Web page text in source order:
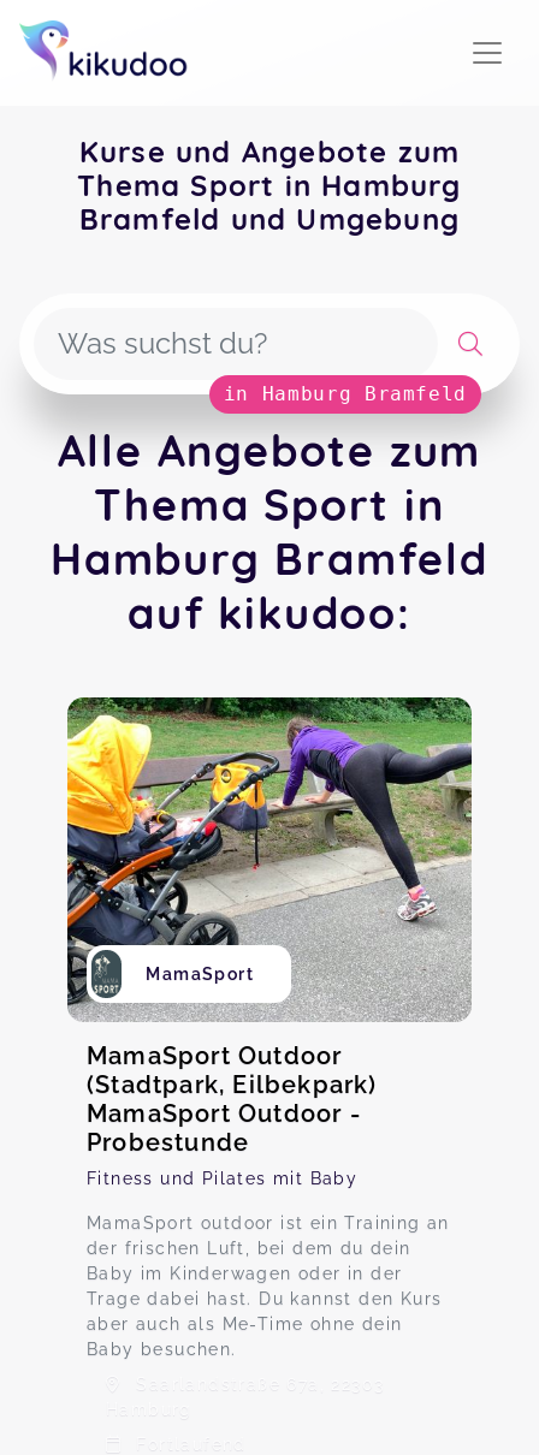
Kurse und Angebote zum
Thema Sport in Hamburg
Bramfeld und Umgebung
in Hamburg Bramfeld
Alle Angebote zum
Thema Sport in
Hamburg Bramfeld
auf kikudoo:
MamaSport
MamaSport Outdoor
(Stadtpark, Eilbekpark)
MamaSport Outdoor -
Probestunde
Fitness und Pilates mit Baby
MamaSport outdoor ist ein Training an
der frischen Luft, bei dem du dein
Baby im Kinderwagen oder in der
Trage dabei hast. Du kannst den Kurs
aber auch als Me-Time ohne dein
Baby besuchen.
Saarlandstraße 67a, 22303
Hamburg
Fortlaufend